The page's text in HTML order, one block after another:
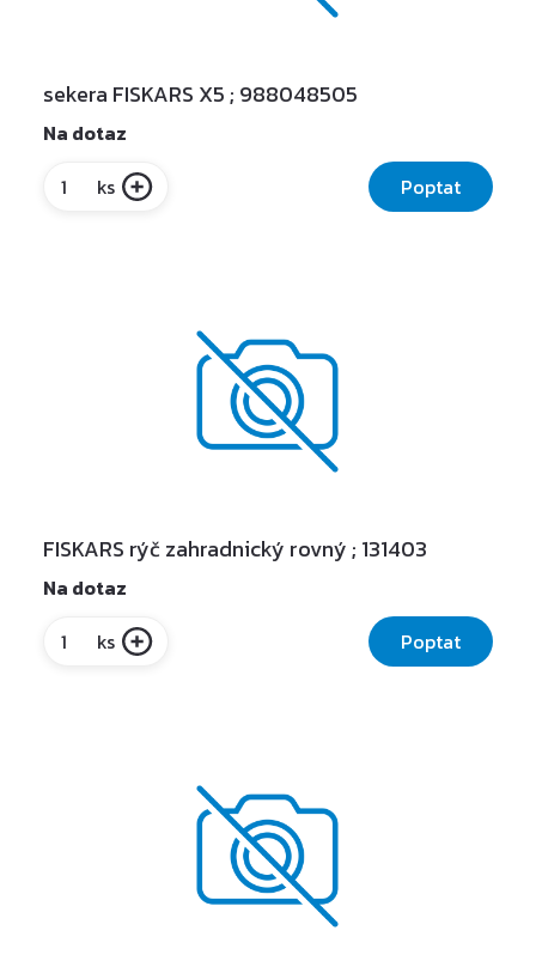
sekera FISKARS X5 ; 988048505
Na dotaz
ks
Poptat
FISKARS rýč zahradnický rovný ; 131403
Na dotaz
ks
Poptat